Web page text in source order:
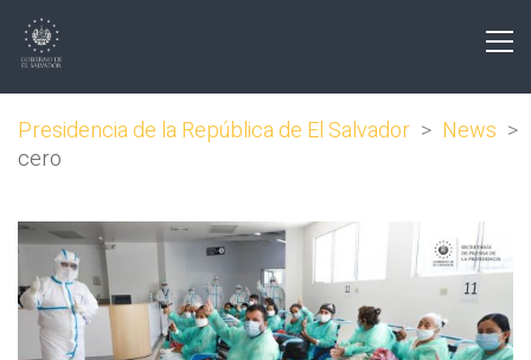
Presidencia de la República de El Salvador > News >
cero